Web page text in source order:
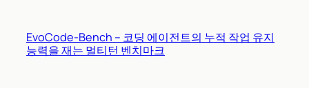
EvoCode-Bench – 코딩 에이전트의 누적 작업 유지
능력을 재는 멀티턴 벤치마크